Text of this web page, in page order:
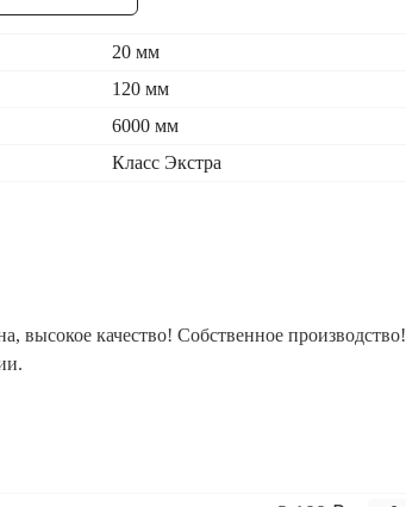
20 мм
120 мм
6000 мм
Класс Экстра
качество! Собственное производство!